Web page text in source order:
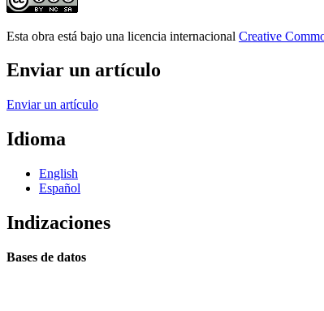
Esta obra está bajo una licencia internacional Creative
Enviar un artículo
Enviar un artículo
Idioma
English
Español
Indizaciones
Bases de datos